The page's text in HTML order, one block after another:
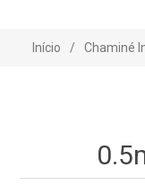
Início / Chaminé